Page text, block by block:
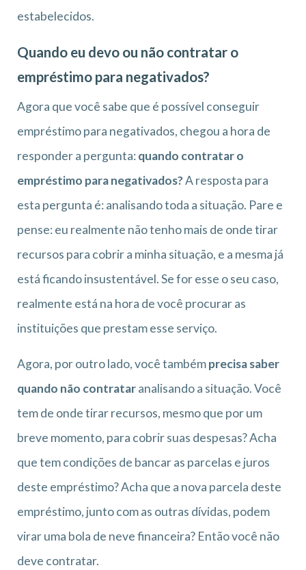
estabelecidos.
Quando eu devo ou não contratar o
empréstimo para negativados?
Agora que você sabe que é possível conseguir
empréstimo para negativados, chegou a hora de
responder a pergunta:quando contratar o
empréstimo para negativados?A resposta para
esta pergunta é: analisando toda a situação. Pare e
pense: eu realmente não tenho mais de onde tirar
recursos para cobrir a minha situação, e a mesma já
está ficando insustentável. Se for esse o seu caso,
realmente está na hora de você procurar as
instituições que prestam esse serviço.
Agora, por outro lado, você tambémprecisa saber
quando não contrataranalisando a situação. Você
tem de onde tirar recursos, mesmo que por um
breve momento, para cobrir suas despesas? Acha
que tem condições de bancar as parcelas e juros
deste empréstimo? Acha que a nova parcela deste
empréstimo, junto com as outras dívidas, podem
virar uma bola de neve financeira? Então você não
deve contratar.